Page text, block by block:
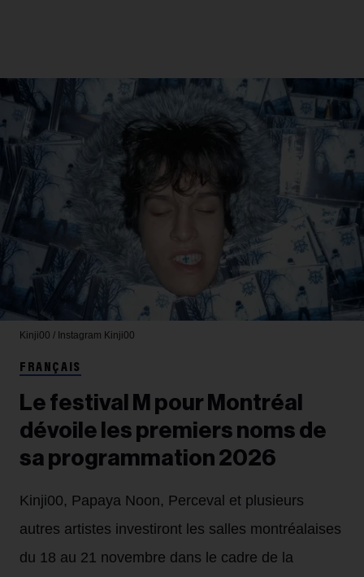
Kinji00 / Instagram Kinji00
FRANÇAIS
Le festival M pour Montréal
dévoile les premiers noms de
sa programmation 2026
Kinji00, Papaya Noon, Perceval et plusieurs
autres artistes investiront les salles montréalaises
du 18 au 21 novembre dans le cadre de la